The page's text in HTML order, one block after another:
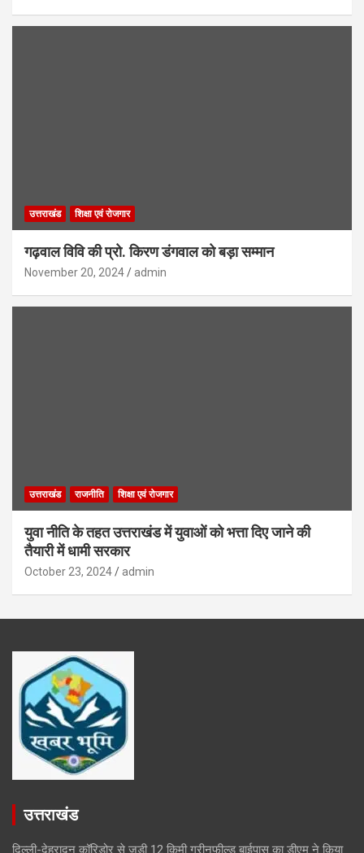
उत्तराखंड शिक्षा एवं रोजगार
गढ़वाल विवि की प्रो. किरण डंगवाल को बड़ा सम्मान
November 20, 2024 admin
उत्तराखंड राजनीति शिक्षा एवं रोजगार
युवा नीति के तहत उत्तराखंड में युवाओं को भत्ता दिए जाने की
तैयारी में धामी सरकार
October 23, 2024 admin
उत्तराखंड
दिल्ली-देहरादून कॉरिडोर से जुड़ी 12 किमी ग्रीनफील्ड बाईपास का डीएम ने किया